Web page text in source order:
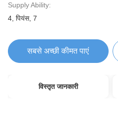
Supply Ability:
4, पियंस, 7
सबसे अच्छी कीमत पाएं
विस्तृत जानकारी